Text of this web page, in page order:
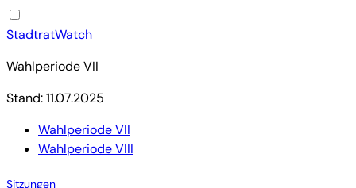
StadtratWatch
Wahlperiode VII
Stand: 11.07.2025
Wahlperiode VII
Wahlperiode VIII
Sitzungen